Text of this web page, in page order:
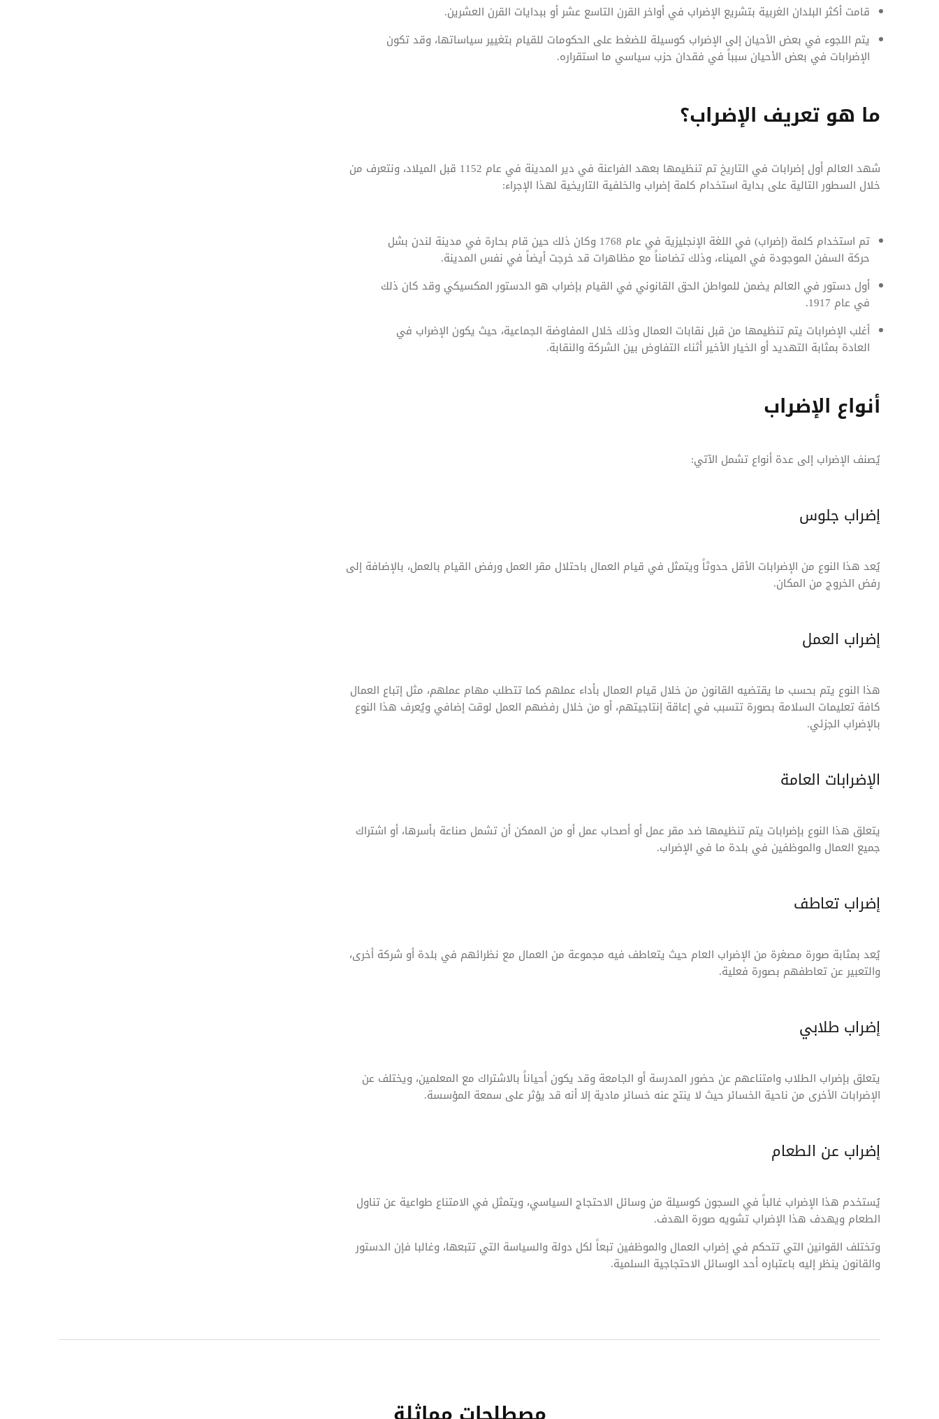
قامت أكثر البلدان الغربية بتشريع الإضراب في أواخر القرن التاسع عشر أو ببدايات القرن العشرين.
يتم اللجوء في بعض الأحيان إلى الإضراب كوسيلة للضغط على الحكومات للقيام بتغيير سياساتها، وقد تكون
الإضرابات في بعض الأحيان سبباً في فقدان حزب سياسي ما استقراره.
ما هو تعريف الإضراب؟
شهد العالم أول إضرابات في التاريخ تم تنظيمها بعهد الفراعنة في دير المدينة في عام 1152 قبل الميلاد، ونتعرف من
خلال السطور التالية على بداية استخدام كلمة إضراب والخلفية التاريخية لهذا الإجراء:
تم استخدام كلمة (إضراب) في اللغة الإنجليزية في عام 1768 وكان ذلك حين قام بحارة في مدينة لندن بشل
حركة السفن الموجودة في الميناء، وذلك تضامناً مع مظاهرات قد خرجت أيضاً في نفس المدينة.
أول دستور في العالم يضمن للمواطن الحق القانوني في القيام بإضراب هو الدستور المكسيكي وقد كان ذلك
في عام 1917.
أغلب الإضرابات يتم تنظيمها من قبل نقابات العمال وذلك خلال المفاوضة الجماعية، حيث يكون الإضراب في
العادة بمثابة التهديد أو الخيار الأخير أثناء التفاوض بين الشركة والنقابة.
أنواع الإضراب
يُصنف الإضراب إلى عدة أنواع تشمل الآتي:
إضراب جلوس
يُعد هذا النوع من الإضرابات الأقل حدوثاً ويتمثل في قيام العمال باحتلال مقر العمل ورفض القيام بالعمل، بالإضافة إلى
رفض الخروج من المكان.
إضراب العمل
هذا النوع يتم بحسب ما يقتضيه القانون من خلال قيام العمال بأداء عملهم كما تتطلب مهام عملهم، مثل إتباع العمال
كافة تعليمات السلامة بصورة تتسبب في إعاقة إنتاجيتهم، أو من خلال رفضهم العمل لوقت إضافي ويُعرف هذا النوع
بالإضراب الجزئي.
الإضرابات العامة
يتعلق هذا النوع بإضرابات يتم تنظيمها ضد مقر عمل أو أصحاب عمل أو من الممكن أن تشمل صناعة بأسرها، أو اشتراك
جميع العمال والموظفين في بلدة ما في الإضراب.
إضراب تعاطف
يُعد بمثابة صورة مصغرة من الإضراب العام حيث يتعاطف فيه مجموعة من العمال مع نظرائهم في بلدة أو شركة أخرى،
والتعبير عن تعاطفهم بصورة فعلية.
إضراب طلابي
يتعلق بإضراب الطلاب وامتناعهم عن حضور المدرسة أو الجامعة وقد يكون أحياناً بالاشتراك مع المعلمين، ويختلف عن
الإضرابات الأخرى من ناحية الخسائر حيث لا ينتج عنه خسائر مادية إلا أنه قد يؤثر على سمعة المؤسسة.
إضراب عن الطعام
يُستخدم هذا الإضراب غالباً في السجون كوسيلة من وسائل الاحتجاج السياسي، ويتمثل في الامتناع طواعية عن تناول
الطعام ويهدف هذا الإضراب تشويه صورة الهدف.
وتختلف القوانين التي تتحكم في إضراب العمال والموظفين تبعاً لكل دولة والسياسة التي تتبعها، وغالبا فإن الدستور
والقانون ينظر إليه باعتباره أحد الوسائل الاحتجاجية السلمية.